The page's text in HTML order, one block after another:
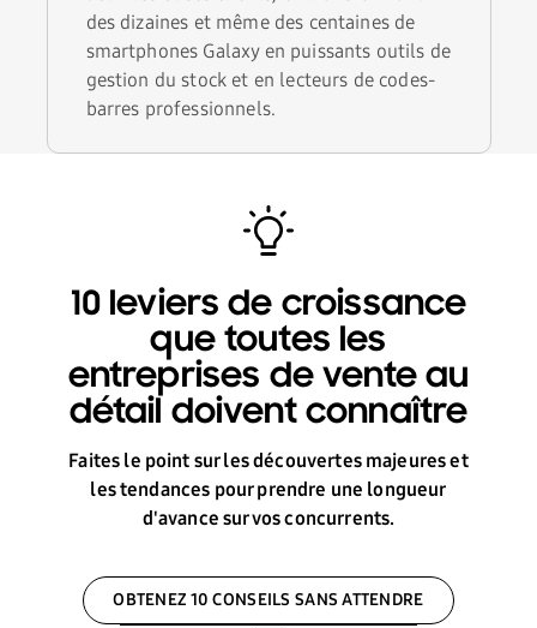
des dizaines et même des centaines de
smartphones Galaxy en puissants outils de
gestion du stock et en lecteurs de codes-
barres professionnels.
10 leviers de croissance
que toutes les
entreprises de vente au
détail doivent connaître
Faites le point sur les découvertes majeures et
les tendances pour prendre une longueur
d'avance sur vos concurrents.
OBTENEZ 10 CONSEILS SANS ATTENDRE